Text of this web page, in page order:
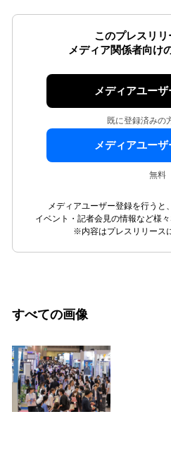
このプレスリリ
メディア関係者向け
メディアユー
既に登録済みの
メディアユー
無料
メディアユーザー登録を行うと
イベント・記者会見の情報など様
※内容はプレスリリース
すべての画像